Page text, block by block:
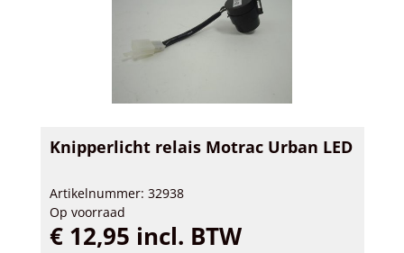
Knipperlicht relais Motrac Urban LED
Artikelnummer: 32938
Op voorraad
€ 12,95 incl. BTW